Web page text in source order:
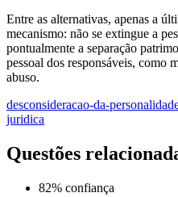
Entre as alternativas, apenas a
mecanismo: não se extingue a
pontualmente a separação
pessoal dos responsáveis, como
abuso.
desconsideracao-da-
juridica
Questões
82% confiança